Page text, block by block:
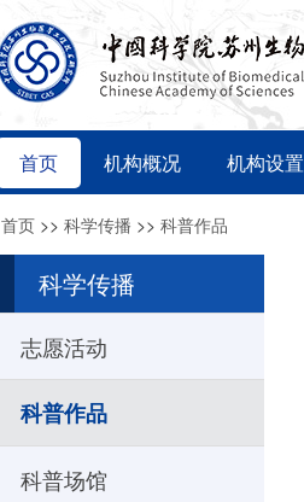
首页 机构概况 机构设置
首页 >> 科学传播 >> 科普作品
科学传播
志愿活动
科普作品
科普场馆